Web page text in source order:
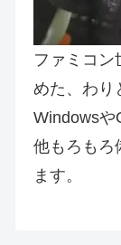
ファミコン
めた、わり
Windowsや
他もろもろ
ます。